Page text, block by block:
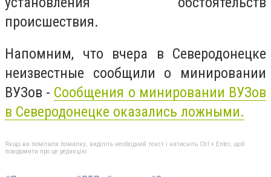
происшествия.
Напомним, что вчера в Северодонецке
неизвестные сообщили о минировании
ВУЗов - Сообщения о минировании ВУЗов
в Северодонецке оказались ложными.
Якщо ви помітили помилку, виділіть необхідний текст і натисніть Ctrl + Enter, щоб
повідомити про це редакцію